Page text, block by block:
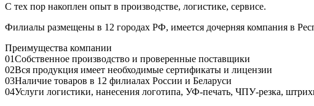
С тех пор накоплен опыт в производстве, логистике, сервисе.
Филиалы размещены в 12 городах РФ, имеется дочерняя компания в
Преимущества компании
01Собственное производство и проверенные поставщики
02Вся продукция имеет необходимые сертификаты и лицензии
03Наличие товаров в 12 филиалах России и Беларуси
04Услуги логистики, нанесения логотипа, УФ-печать, ЧПУ-резка,